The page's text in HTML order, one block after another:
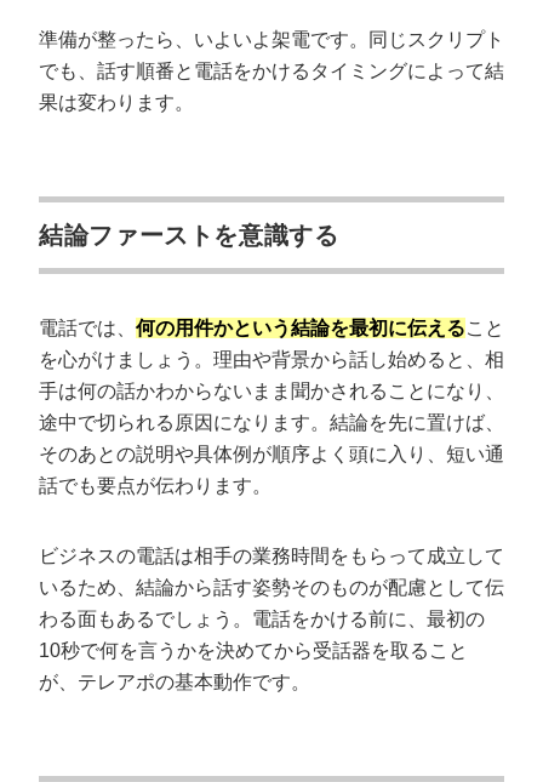
準備が整ったら、いよいよ架電です。同じスクリプト
でも、話す順番と電話をかけるタイミングによって結
果は変わります。
結論ファーストを意識する
電話では、 何の用件かという結論を最初に伝えること
を心がけましょう。理由や背景から話し始めると、相
手は何の話かわからないまま聞かされることになり、
途中で切られる原因になります。結論を先に置けば、
そのあとの説明や具体例が順序よく頭に入り、短い通
話でも要点が伝わります。
ビジネスの電話は相手の業務時間をもらって成立して
いるため、結論から話す姿勢そのものが配慮として伝
わる面もあるでしょう。電話をかける前に、最初の
10秒で何を言うかを決めてから受話器を取ること
が、テレアポの基本動作です。